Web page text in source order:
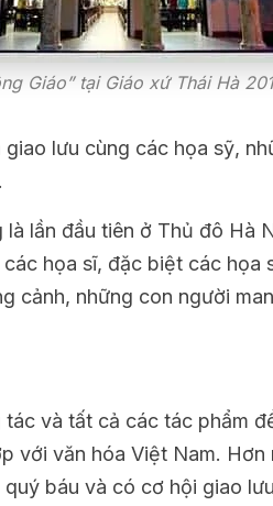
Giáo” tại Giáo xứ Thái Hà
lưu cùng các họa sỹ,
lần đầu tiên ở Thủ đô Hà
họa sĩ, đặc biệt các họa
cảnh, những con người
và tất cả các tác phẩm
với văn hóa Việt Nam. Hơn
báu và có cơ hội giao